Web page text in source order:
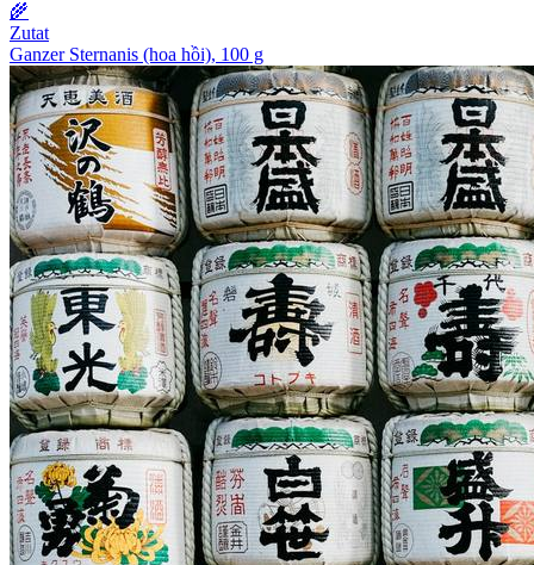
🌾
Zutat
Ganzer Sternanis (hoa hồi), 100 g